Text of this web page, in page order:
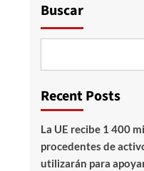
Buscar
Recent Posts
La UE recibe 1 400
procedentes de
utilizarán para